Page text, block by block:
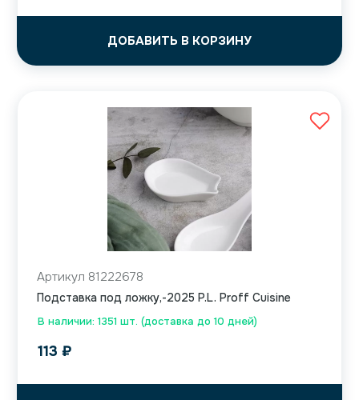
ДОБАВИТЬ В КОРЗИНУ
В наличии: 1351 шт. (доставка до 10 дней)
Артикул 81222678
Подставка под ложку,-2025 P.L. Proff Cuisine
113 ₽